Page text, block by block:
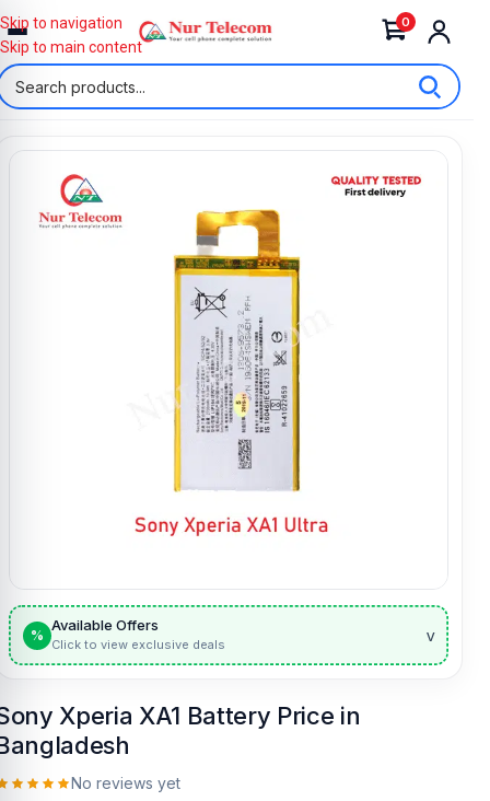
0
Skip to navigation
Skip to main content
%
Available Offers
Click to view exclusive deals v
Xperia XA1 Battery Price in
No reviews yet